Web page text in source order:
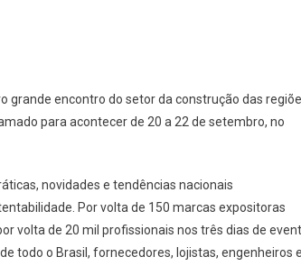
grande encontro do setor da construção das
para acontecer de 20 a 22 de setembro, no
novidades e tendências nacionais
Por volta de 150 marcas expositoras
volta de 20 mil profissionais nos três dias de
todo o Brasil, fornecedores, lojistas, engenheiros e